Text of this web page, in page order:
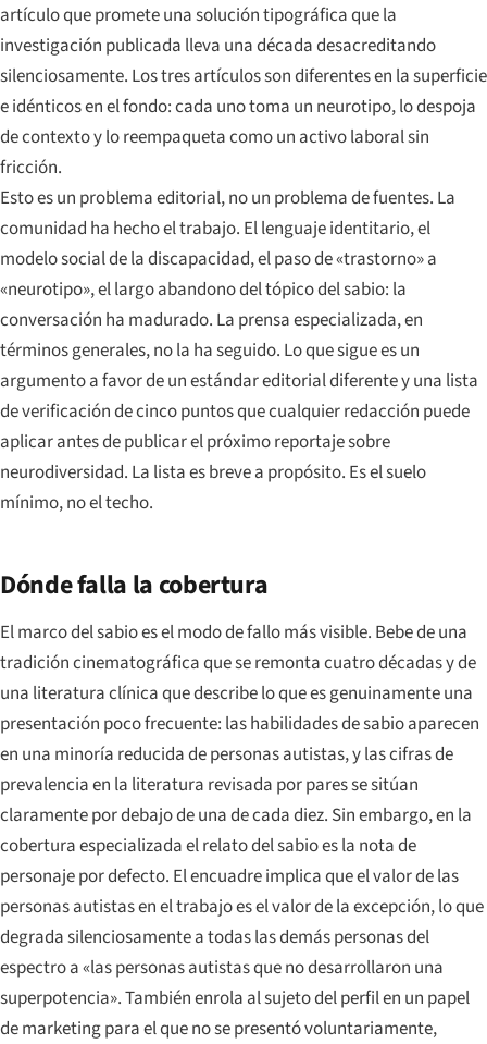
artículo que promete una solución tipográfica que la
investigación publicada lleva una década desacreditando
silenciosamente. Los tres artículos son diferentes en la superficie
e idénticos en el fondo: cada uno toma un neurotipo, lo despoja
de contexto y lo reempaqueta como un activo laboral sin
fricción.
Esto es un problema editorial, no un problema de fuentes. La
comunidad ha hecho el trabajo. El lenguaje identitario, el
modelo social de la discapacidad, el paso de «trastorno» a
«neurotipo», el largo abandono del tópico del sabio: la
conversación ha madurado. La prensa especializada, en
términos generales, no la ha seguido. Lo que sigue es un
argumento a favor de un estándar editorial diferente y una lista
de verificación de cinco puntos que cualquier redacción puede
aplicar antes de publicar el próximo reportaje sobre
neurodiversidad. La lista es breve a propósito. Es el suelo
mínimo, no el techo.
Dónde falla la cobertura
El marco del sabio es el modo de fallo más visible. Bebe de una
tradición cinematográfica que se remonta cuatro décadas y de
una literatura clínica que describe lo que es genuinamente una
presentación poco frecuente: las habilidades de sabio aparecen
en una minoría reducida de personas autistas, y las cifras de
prevalencia en la literatura revisada por pares se sitúan
claramente por debajo de una de cada diez. Sin embargo, en la
cobertura especializada el relato del sabio es la nota de
personaje por defecto. El encuadre implica que el valor de las
personas autistas en el trabajo es el valor de la excepción, lo que
degrada silenciosamente a todas las demás personas del
espectro a «las personas autistas que no desarrollaron una
superpotencia». También enrola al sujeto del perfil en un papel
de marketing para el que no se presentó voluntariamente,